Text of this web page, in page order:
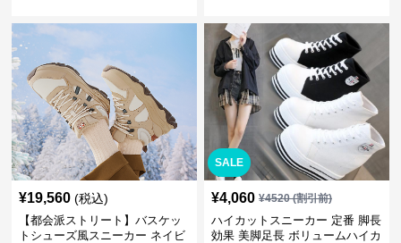
ビ クラシック
トリート
¥19,560 (税込)
【都会派ストリート】バスケッ
トシューズ風スニーカー ネイビ
SALE
¥4,060 ¥4520(割引前)
ハイカットスニーカー 定番 脚長
効果 美脚足長 ボリュームハイカ